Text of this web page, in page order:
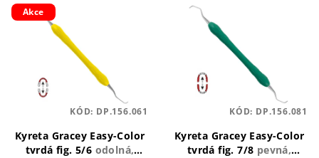
Akce
Kyreta Gracey Easy-Color
tvrdá fig. 5/6 odolná,
KÓD: DP.156.061
Kyreta Gracey Easy-Color
tvrdá fig. 7/8 pevná,
KÓD: DP.156.081